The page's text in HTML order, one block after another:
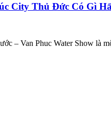
City Thủ Đức Có Gì
– Van Phuc Water Show là